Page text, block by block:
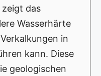
zeigt das
Wasserhärte
in
kann. Diese
geologischen